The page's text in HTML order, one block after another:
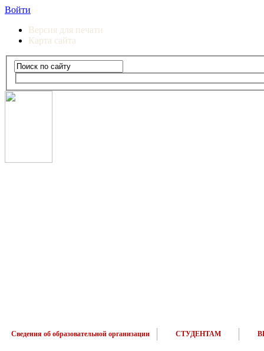
Войти
Версия для печати
Карта сайта
Сведения об образовательной организации СТУДЕНТАМ